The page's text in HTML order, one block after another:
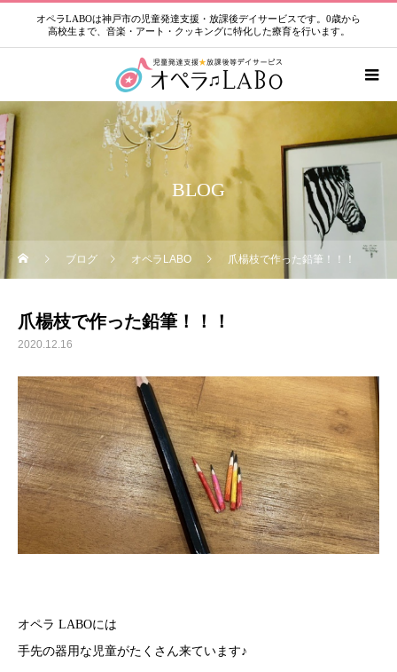
オペラLABOは神戸市の児童発達支援・放課後デイサービスです。0歳から
高校生まで、音楽・アート・クッキングに特化した療育を行います。
BLOG
ブログ オペラLABO 爪楊枝で作った鉛筆！！！
爪楊枝で作った鉛筆！！！
2020.12.16
オペラ LABOには
手先の器用な児童がたくさん来ています♪